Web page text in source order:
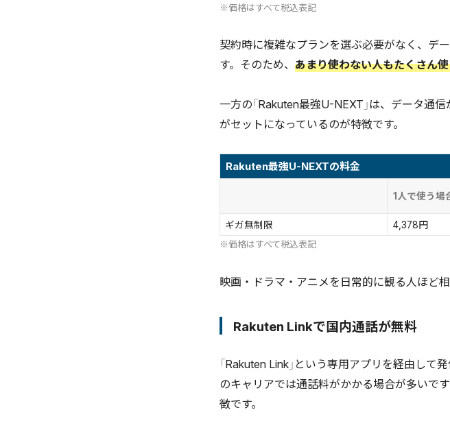
※価格はすべて税込表記
契約時に複雑なプランを選ぶ必要がなく、デ
す。そのため、 あまり使わない人もたくさん
一方の「Rakuten最強U-NEXT」は、データ通
がセットになっているのが特徴です。
Rakuten最強U-NEXTの料金
1人で使う場
ギガ無制限
4,378円
※価格はすべて税込表記
映画・ドラマ・アニメを日常的に観る人ほど相
Rakuten Linkで国内通話が無料
「Rakuten Link」という専用アプリを経由し
のキャリアでは通話料がかかる場合が多いです
徴です。